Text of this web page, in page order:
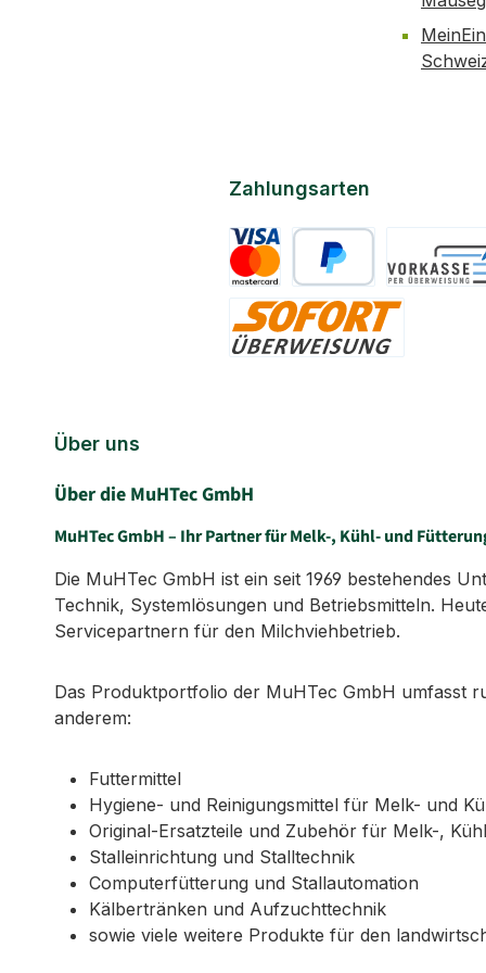
Zahlungsarten
PayPal Vorkasse
Kreditkarte
Über uns
Über die MuHTec GmbH
MuHTec GmbH – Ihr Partner für Melk-, Kühl- und
Die MuHTec GmbH ist ein seit 1969 bestehendes
Technik, Systemlösungen und Betriebsmitteln.
Servicepartnern für den Milchviehbetrieb.
Das Produktportfolio der MuHTec GmbH umfasst
anderem:
Futtermittel
Hygiene- und Reinigungsmittel für Melk- und
Original-Ersatzteile und Zubehör für Melk-,
Stalleinrichtung und Stalltechnik
Computerfütterung und Stallautomation
Kälbertränken und Aufzuchttechnik
sowie viele weitere Produkte für den